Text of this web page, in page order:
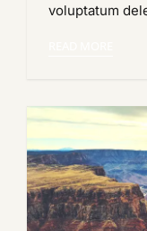
voluptatum